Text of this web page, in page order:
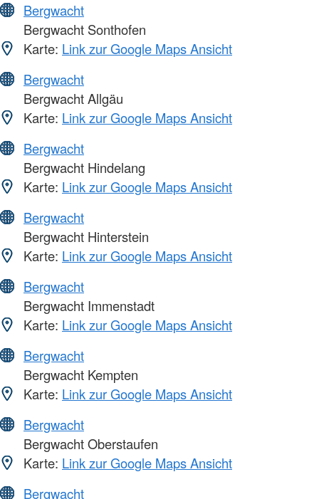
Bergwacht
Bergwacht Sonthofen
Karte: Link zur Google Maps Ansicht
Bergwacht
Bergwacht Allgäu
Karte: Link zur Google Maps Ansicht
Bergwacht
Bergwacht Hindelang
Karte: Link zur Google Maps Ansicht
Bergwacht
Bergwacht Hinterstein
Karte: Link zur Google Maps Ansicht
Bergwacht
Bergwacht Immenstadt
Karte: Link zur Google Maps Ansicht
Bergwacht
Bergwacht Kempten
Karte: Link zur Google Maps Ansicht
Bergwacht
Bergwacht Oberstaufen
Karte: Link zur Google Maps Ansicht
Bergwacht